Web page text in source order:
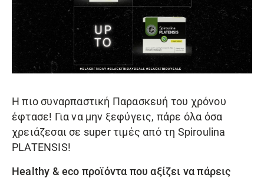
Η πιο συναρπαστική Παρασκευή του χρόνου
έφτασε! Για να μην ξεφύγεις, πάρε όλα όσα
χρειάζεσαι σε super τιμές από τη Spiroulina
PLATENSIS!
Healthy & eco προϊόντα που αξίζει να πάρεις